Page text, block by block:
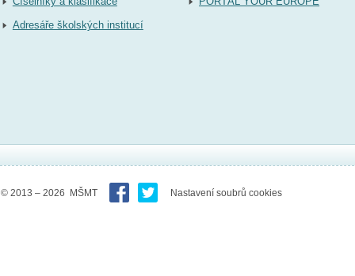
Adresáře školských institucí
© 2013 – 2026 MŠMT Nastavení soubrů cookies